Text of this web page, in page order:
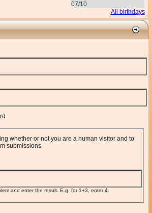
07/10
All birthdays
whether or not you are a human visitor and to
submissions.
and enter the result. E.g. for 1+3, enter 4.